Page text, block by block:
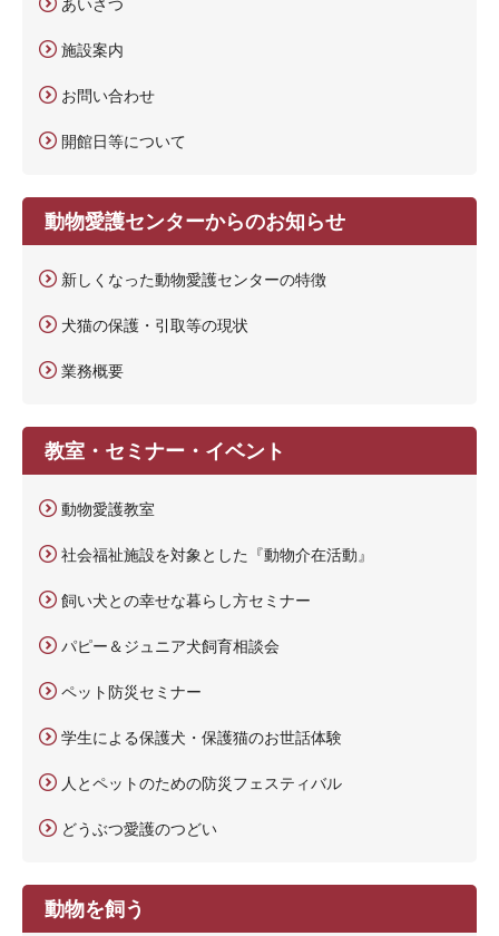
施設案内
お問い合わせ
開館日等について
動物愛護センターからのお知らせ
新しくなった動物愛護センターの特徴
犬猫の保護・引取等の現状
業務概要
教室・セミナー・イベント
動物愛護教室
社会福祉施設を対象とした『動物介在活動』
飼い犬との幸せな暮らし方セミナー
パピー＆ジュニア犬飼育相談会
ペット防災セミナー
学生による保護犬・保護猫のお世話体験
人とペットのための防災フェスティバル
どうぶつ愛護のつどい
動物を飼う